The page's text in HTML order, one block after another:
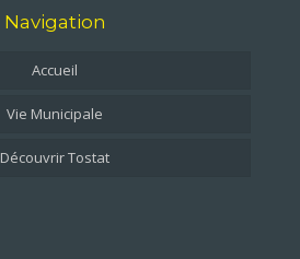
Navigation
Accueil
Vie Municipale
Découvrir Tostat